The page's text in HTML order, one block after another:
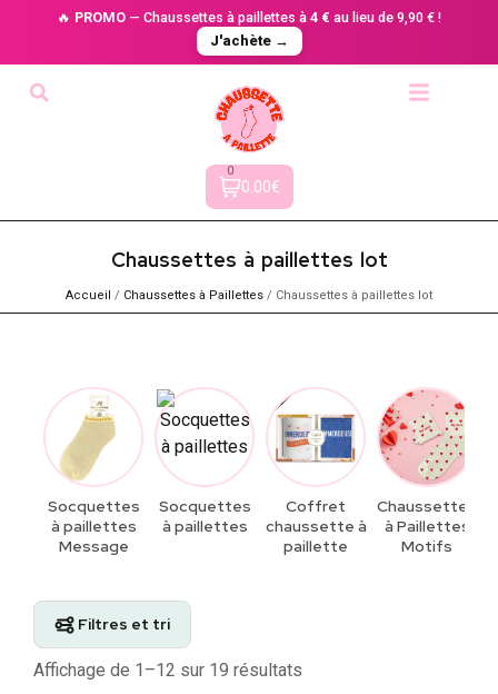
🔥 PROMO — Chaussettes à paillettes à 4 € au lieu de 9,90 € !
J'achète →
0
0.00€
Chaussettes à paillettes lot​
Accueil / Chaussettes à Paillette​s / Chaussettes à paillettes lot​
Socquettes
à paillettes
Message
Socquettes
à paillettes
Coffret
chaussette à
paillette
Chaussettes
à Paillette​s
Motifs
Filtres et tri
Affichage de 1–12 sur 19 résultats